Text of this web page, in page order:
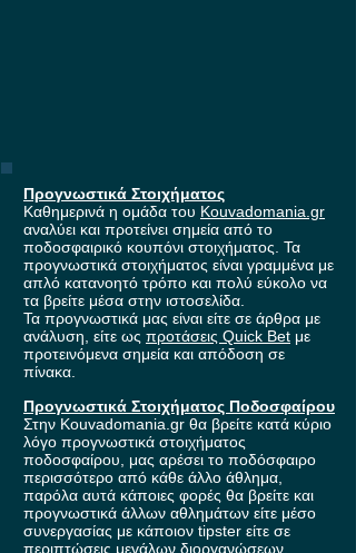
Προγνωστικά Στοιχήματος
Καθημερινά η ομάδα του Kouvadomania.gr
αναλύει και προτείνει σημεία από το
ποδοσφαιρικό κουπόνι στοιχήματος. Τα
προγνωστικά στοιχήματος είναι γραμμένα με
απλό κατανοητό τρόπο και πολύ εύκολο να
τα βρείτε μέσα στην ιστοσελίδα.
Τα προγνωστικά μας είναι είτε σε άρθρα με
ανάλυση, είτε ως προτάσεις Quick Bet με
προτεινόμενα σημεία και απόδοση σε
πίνακα.
Προγνωστικά Στοιχήματος Ποδοσφαίρου
Στην Kouvadomania.gr θα βρείτε κατά κύριο
λόγο προγνωστικά στοιχήματος
ποδοσφαίρου, μας αρέσει το ποδόσφαιρο
περισσότερο από κάθε άλλο άθλημα,
παρόλα αυτά κάποιες φορές θα βρείτε και
προγνωστικά άλλων αθλημάτων είτε μέσο
συνεργασίας με κάποιον tipster είτε σε
περιπτώσεις μεγάλων διοργανώσεων.